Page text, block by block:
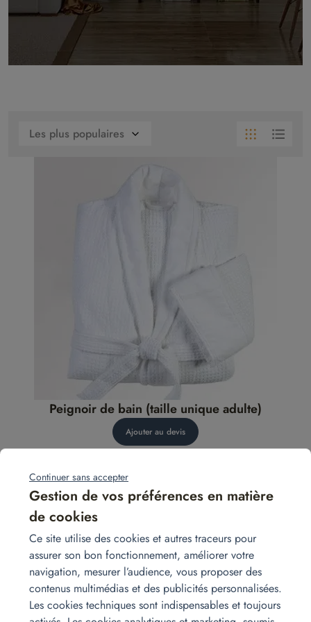
Les plus populaires
Peignoir de bain (taille unique adulte)
Ajouter au devis
Continuer sans accepter
Gestion de vos préférences en matière
de cookies
Ce site utilise des cookies et autres traceurs pour
assurer son bon fonctionnement, améliorer votre
navigation, mesurer l’audience, vous proposer des
contenus multimédias et des publicités personnalisées.
Les cookies techniques sont indispensables et toujours